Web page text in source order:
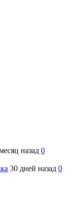
назад 0
30 дней назад 0